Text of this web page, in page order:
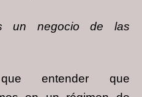
un negocio de las
entender que